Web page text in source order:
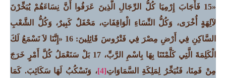
«15 فَأَجَابَ إِرْمِيَا كُلُّ الرِّجَالِ الَّذِينَ عَرَفُوا أَنَّ نِسَاءَهُمْ يُبَخِّرْنَ
لآلِهَةٍ أُخْرَى، وَكُلُّ النِّسَاءِ الْوَاقِفَاتِ، مَحْفَلٌ كَبِيرٌ، وَكُلُّ الشَّعْبِ
السَّاكِنِ فِي أَرْضِ مِصْرَ فِي فَتْرُوسَ قَائِلِينَ: 16 «إِنَّنَا لاَ نَسْمَعُ لَكَ
الْكَلِمَةَ الَّتِي كَلَّمْتَنَا بِهَا بِاسْمِ الرَّبِّ، 17 بَلْ سَنَعْمَلُ كُلَّ أَمْرٍ خَرَجَ
مِنْ فَمِنَا، فَنُبَخِّرُ لِمَلِكَةِ السَّمَاوَاتِ[4]
، وَنَسْكُبُ لَهَا سَكَائِبَ. كَمَا